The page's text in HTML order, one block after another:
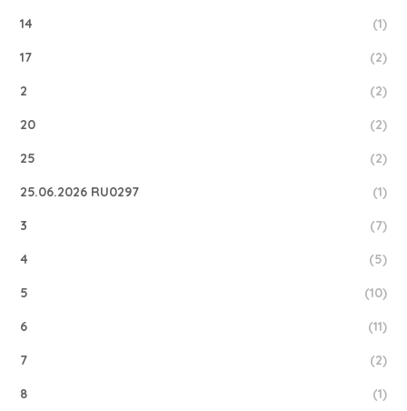
14 (1)
17 (2)
2 (2)
20 (2)
25 (2)
25.06.2026 RU0297 (1)
3 (7)
4 (5)
5 (10)
6 (11)
7 (2)
8 (1)